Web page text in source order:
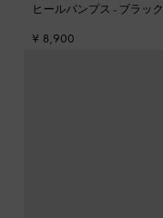
ヒールパンプス - ブラック
¥ 8,900